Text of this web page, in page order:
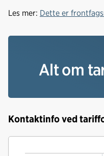
Les mer: Dette er
Alt om
Kontaktinfo ved